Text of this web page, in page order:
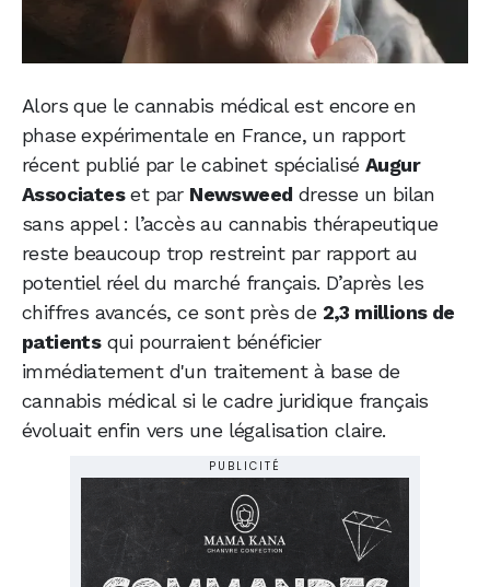
Alors que le cannabis médical est encore en
phase expérimentale en France, un rapport
récent publié par le cabinet spécialisé Augur
Associateset par Newsweed dresse un bilan
sans appel : l’accès au cannabis thérapeutique
reste beaucoup trop restreint par rapport au
potentiel réel du marché français. D’après les
chiffres avancés, ce sont près de 2,3 millions de
patientsqui pourraient bénéficier
immédiatement d'un traitement à base de
cannabis médical si le cadre juridique français
évoluait enfin vers une légalisation claire.
PUBLICITÉ